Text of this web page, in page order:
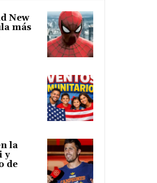
New
más
la
y
de